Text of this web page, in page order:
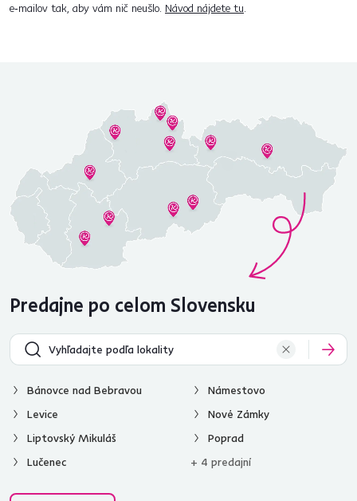
e‑mailov tak, aby vám nič neušlo. Návod nájdete tu.
Predajne po celom Slovensku
Bánovce nad Bebravou
Levice
Liptovský Mikuláš
Lučenec
Námestovo
Nové Zámky
Poprad
+ 4 predajní